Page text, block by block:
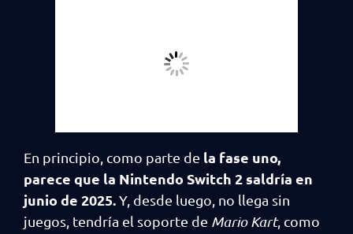
En principio, como parte de la fase uno,
parece que la Nintendo Switch 2 saldría en
junio de 2025.Y, desde luego, no llega sin
juegos, tendría el soporte de Mario Kart, como